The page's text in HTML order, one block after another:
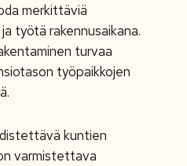
merkittäviä
työtä rakennusaikana.
turvaa
työpaikkojen
kuntien
varmistettava